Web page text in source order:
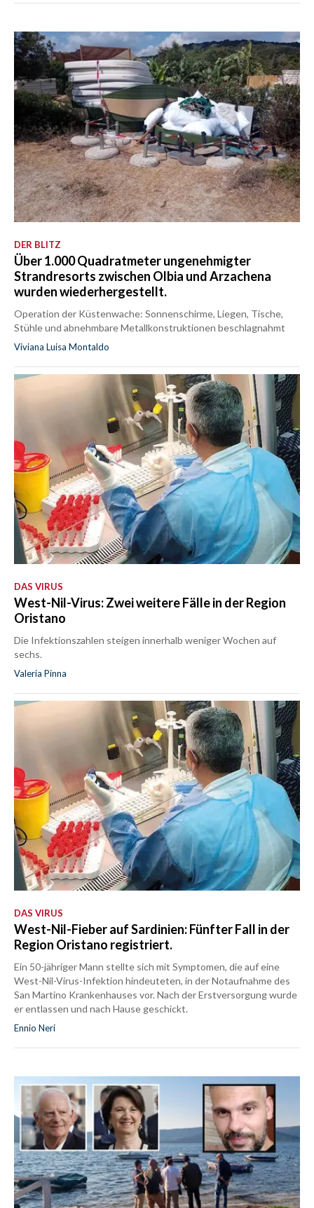
DER BLITZ
Über 1.000 Quadratmeter ungenehmigter
Strandresorts zwischen Olbia und Arzachena
wurden wiederhergestellt.
Operation der Küstenwache: Sonnenschirme, Liegen, Tische,
Stühle und abnehmbare Metallkonstruktionen beschlagnahmt
Viviana Luisa Montaldo
DAS VIRUS
West-Nil-Virus: Zwei weitere Fälle in der Region
Oristano
Die Infektionszahlen steigen innerhalb weniger Wochen auf
sechs.
Valeria Pinna
DAS VIRUS
West-Nil-Fieber auf Sardinien: Fünfter Fall in der
Region Oristano registriert.
Ein 50-jähriger Mann stellte sich mit Symptomen, die auf eine
West-Nil-Virus-Infektion hindeuteten, in der Notaufnahme des
San Martino Krankenhauses vor. Nach der Erstversorgung wurde
er entlassen und nach Hause geschickt.
Ennio Neri